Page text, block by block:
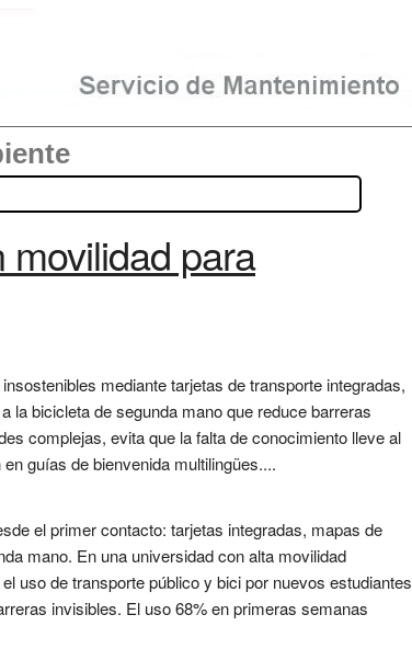
para
mediante tarjetas de transporte integradas,
la bicicleta de segunda mano que reduce barreras
complejas, evita que la falta de conocimiento lleve al
guías de bienvenida multilingües....
el primer contacto: tarjetas integradas, mapas de
mano. En una universidad con alta movilidad
uso de transporte público y bici por nuevos estudiantes
invisibles. El uso 68% en primeras semanas